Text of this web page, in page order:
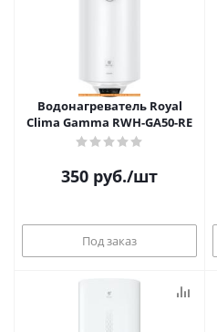
Водонагреватель Royal
Clima Gamma RWH-GA50-RE
350 руб./шт
Под заказ